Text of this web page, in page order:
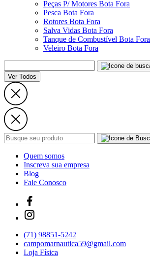
Peças P/ Motores Bota Fora
Pesca Bota Fora
Rotores Bota Fora
Salva Vidas Bota Fora
Tanque de Combustível Bota Fora
Veleiro Bota Fora
Ver Todos
Quem somos
Inscreva sua empresa
Blog
Fale Conosco
(71) 98851-5242
campomarnautica59@gmail.com
Loja Física